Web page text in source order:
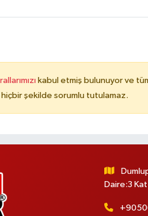
kabul etmiş bulunuyor ve
şekilde sorumlu tutulamaz.
Daire:3